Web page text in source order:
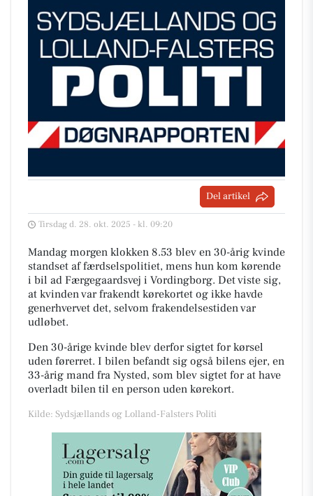
Del artikel
Tirsdag d. 28. okt. 2025 - kl. 09:20
Mandag morgen klokken 8.53 blev en 30-årig kvinde
standset af færdselspolitiet, mens hun kom kørende
i bil ad Færgegaardsvej i Vordingborg. Det viste sig,
at kvinden var frakendt kørekortet og ikke havde
generhvervet det, selvom frakendelsestiden var
udløbet.
Den 30-årige kvinde blev derfor sigtet for kørsel
uden førerret. I bilen befandt sig også bilens ejer, en
33-årig mand fra Nysted, som blev sigtet for at have
overladt bilen til en person uden kørekort.
Kilde: Sydsjællands og Lolland-Falsters Politi